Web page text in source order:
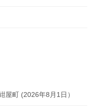
屋町 (2026年8月1日）